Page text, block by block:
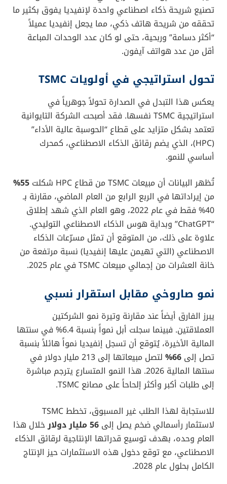
تصنيع شريحة ذكاء اصطناعي واحدة لإنفيديا يفوق بكثير ما
تحققه من شريحة هاتف ذكي، مما يجعل إنفيديا عميلاً
“أكثر دسامة” وربحية، حتى لو كان عدد الوحدات المباعة
أقل من عدد هواتف آيفون.
تحول استراتيجي في أولويات TSMC
يعكس هذا التبدل في الصدارة تحولاً جوهرياً في
استراتيجية TSMC نفسها. فقد أصبحت الشركة التايوانية
تعتمد بشكل متزايد على قطاع “الحوسبة عالية الأداء”
(HPC)، الذي يضم رقائق الذكاء الاصطناعي، كمحرك
أساسي للنمو.
تُظهر البيانات أن مبيعات TSMC من قطاع HPC شكلت
55%
من إيراداتها في الربع الرابع من العام الماضي، مقارنة بـ
40% فقط في عام 2022، وهو العام الذي شهد إطلاق
“ChatGPT” وبداية هوس الذكاء الاصطناعي التوليدي.
علاوة على ذلك، من المتوقع أن تمثل مسرّعات الذكاء
الاصطناعي (التي تهيمن عليها إنفيديا) نسبة مرتفعة من
خانة العشرات من إجمالي مبيعات TSMC في عام 2025.
نمو صاروخي مقابل استقرار نسبي
يبرز الفارق أيضاً عند مقارنة وتيرة نمو الشركتين
العملاقتين. فبينما سجلت أبل نمواً بنسبة 6.4% في سنتها
المالية الأخيرة، يُتوقع أن تسجل إنفيديا نمواً هائلاً بنسبة
تصل إلى 66%
لتصل مبيعاتها إلى 213 مليار دولار في
سنتها المالية 2026. هذا النمو المتسارع يترجم مباشرة
إلى طلبات أكبر وأكثر إلحاحاً على مصانع TSMC.
للاستجابة لهذا الطلب غير المسبوق، تخطط TSMC
لاستثمار رأسمالي ضخم يصل إلى 56 مليار دولار
خلال هذا
العام وحده، بهدف توسيع قدراتها الإنتاجية لرقائق الذكاء
الاصطناعي، مع توقع دخول هذه الاستثمارات حيز الإنتاج
الكامل بحلول عام 2028.